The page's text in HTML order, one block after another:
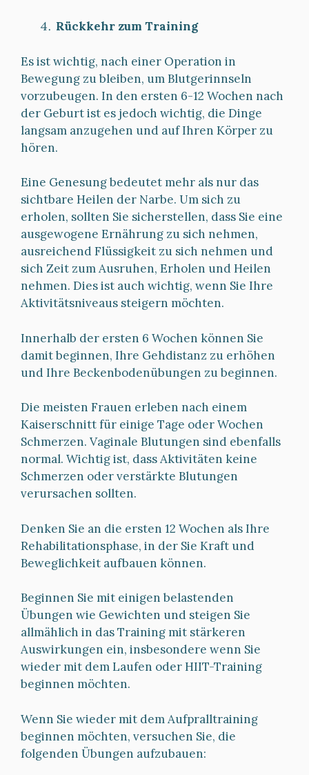
Rückkehr zum Training
Es ist wichtig, nach einer Operation in
Bewegung zu bleiben, um Blutgerinnseln
vorzubeugen. In den ersten 6-12 Wochen nach
der Geburt ist es jedoch wichtig, die Dinge
langsam anzugehen und auf Ihren Körper zu
hören.
Eine Genesung bedeutet mehr als nur das
sichtbare Heilen der Narbe. Um sich zu
erholen, sollten Sie sicherstellen, dass Sie eine
ausgewogene Ernährung zu sich nehmen,
ausreichend Flüssigkeit zu sich nehmen und
sich Zeit zum Ausruhen, Erholen und Heilen
nehmen. Dies ist auch wichtig, wenn Sie Ihre
Aktivitätsniveaus steigern möchten.
Innerhalb der ersten 6 Wochen können Sie
damit beginnen, Ihre Gehdistanz zu erhöhen
und Ihre Beckenbodenübungen zu beginnen.
Die meisten Frauen erleben nach einem
Kaiserschnitt für einige Tage oder Wochen
Schmerzen. Vaginale Blutungen sind ebenfalls
normal. Wichtig ist, dass Aktivitäten keine
Schmerzen oder verstärkte Blutungen
verursachen sollten.
Denken Sie an die ersten 12 Wochen als Ihre
Rehabilitationsphase, in der Sie Kraft und
Beweglichkeit aufbauen können.
Beginnen Sie mit einigen belastenden
Übungen wie Gewichten und steigen Sie
allmählich in das Training mit stärkeren
Auswirkungen ein, insbesondere wenn Sie
wieder mit dem Laufen oder HIIT-Training
beginnen möchten.
Wenn Sie wieder mit dem Aufpralltraining
beginnen möchten, versuchen Sie, die
folgenden Übungen aufzubauen: